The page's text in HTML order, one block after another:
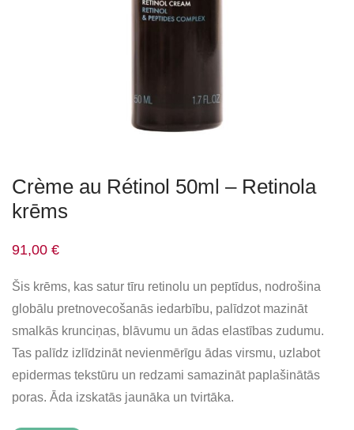
Crème au Rétinol 50ml – Retinola
krēms
91,00 €
Šis krēms, kas satur tīru retinolu un peptīdus, nodrošina
globālu pretnovecošanās iedarbību, palīdzot mazināt
smalkās krunciņas, blāvumu un ādas elastības zudumu.
Tas palīdz izlīdzināt nevienmērīgu ādas virsmu, uzlabot
epidermas tekstūru un redzami samazināt paplašinātās
poras. Āda izskatās jaunāka un tvirtāka.